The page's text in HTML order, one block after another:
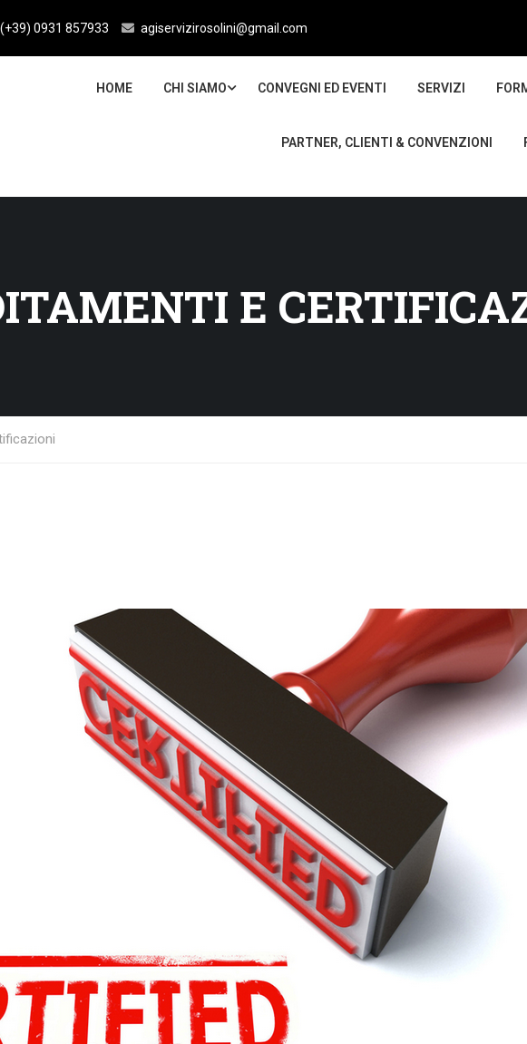
(+39) 0931 857933 agiservizirosolini@gmail.com
HOME CHI SIAMO CONVEGNI ED EVENTI SERVIZI
PARTNER, CLIENTI & CONVENZIONI
E